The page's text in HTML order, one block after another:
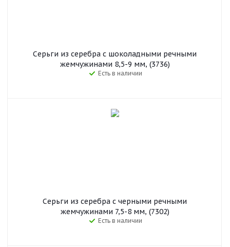
Серьги из серебра с шоколадными речными
жемчужинами 8,5-9 мм, (3736)
Есть в наличии
Серьги из серебра с черными речными
жемчужинами 7,5-8 мм, (7302)
Есть в наличии